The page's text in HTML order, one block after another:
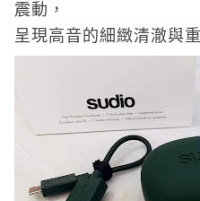
震動，
呈現高音的細緻清澈與